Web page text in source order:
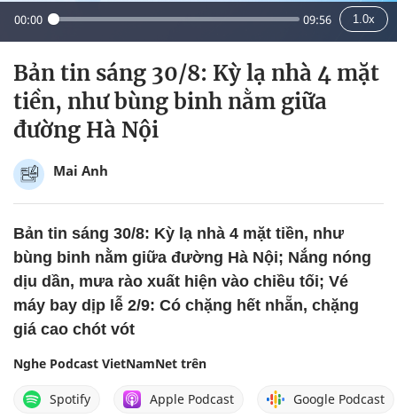
00:00 09:56 1.0x
Bản tin sáng 30/8: Kỳ lạ nhà 4 mặt
tiền, như bùng binh nằm giữa
đường Hà Nội
Mai Anh
Bản tin sáng 30/8: Kỳ lạ nhà 4 mặt tiền, như
bùng binh nằm giữa đường Hà Nội; Nắng nóng
dịu dần, mưa rào xuất hiện vào chiều tối; Vé
máy bay dịp lễ 2/9: Có chặng hết nhẵn, chặng
giá cao chót vót
Nghe Podcast VietNamNet trên
Spotify Apple Podcast Google Podcast